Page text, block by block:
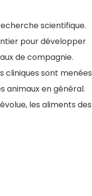
scientifique.
pour développer
de compagnie.
cliniques sont menées
animaux en général.
les aliments des